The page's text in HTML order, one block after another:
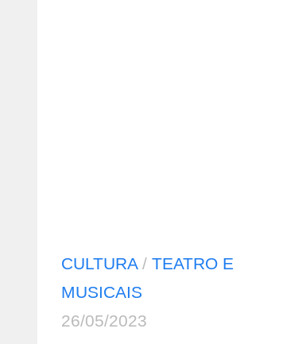
CULTURA/ TEATRO E
MUSICAIS
26/05/2023